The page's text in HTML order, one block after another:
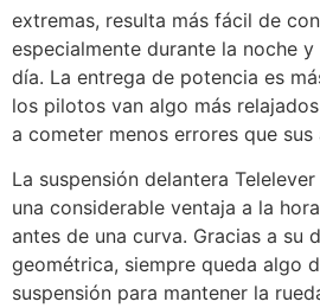
extremas, resulta más fácil de
especialmente durante la noche
día. La entrega de potencia es
los pilotos van algo más
a cometer menos errores que sus
La suspensión delantera
una considerable ventaja a la
antes de una curva. Gracias a su
geométrica, siempre queda algo
suspensión para mantener la